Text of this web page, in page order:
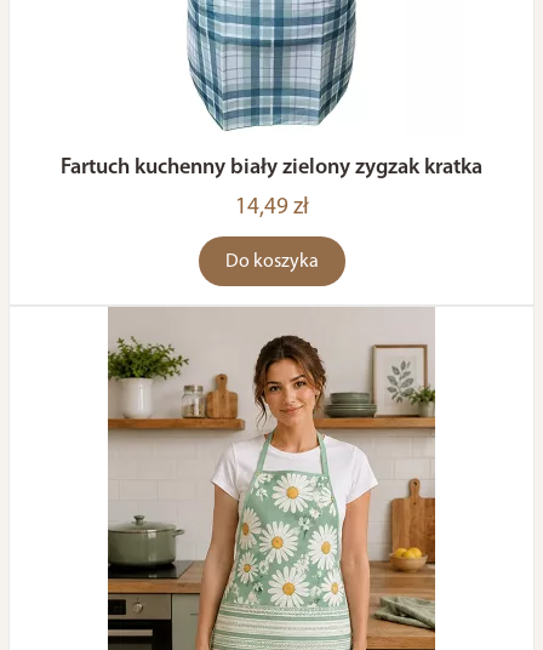
Fartuch kuchenny biały zielony zygzak kratka
14,49 zł
Do koszyka